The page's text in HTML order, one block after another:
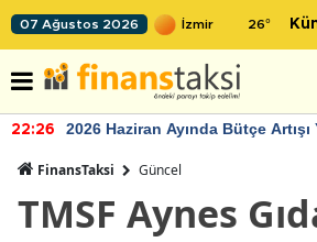
07 Ağustos 2026 26°
22:26 2026 Haziran Ayında Bütçe Artışı
FinansTaksi Güncel
TMSF Aynes